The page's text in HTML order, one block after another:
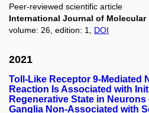
Peer-reviewed scientific article
International Journal of Molecular
volume: 26, edition: 1, DOI
2021
Toll-Like Receptor 9-Mediated
Reaction Is Associated with
Regenerative State in
Ganglia Non-Associated with